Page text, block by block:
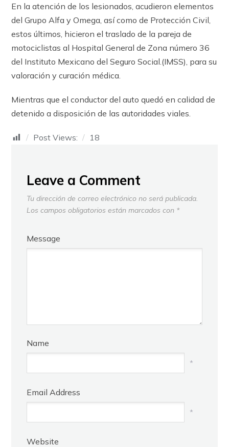
En la atención de los lesionados, acudieron elementos
del Grupo Alfa y Omega, así como de Protección Civil,
estos últimos, hicieron el traslado de la pareja de
motociclistas al Hospital General de Zona número 36
del Instituto Mexicano del Seguro Social.(IMSS), para su
valoración y curación médica.
Mientras que el conductor del auto quedó en calidad de
detenido a disposición de las autoridades viales.
Post Views: 18
Leave a Comment
Tu dirección de correo electrónico no será publicada.
Los campos obligatorios están marcados con *
Message
Name
*
Email Address
*
Website